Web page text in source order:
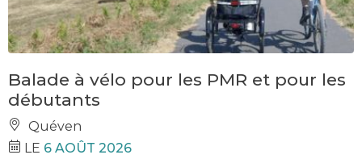
Balade à vélo pour les PMR et pour les
débutants
Quéven
LE 6 AOÛT 2026